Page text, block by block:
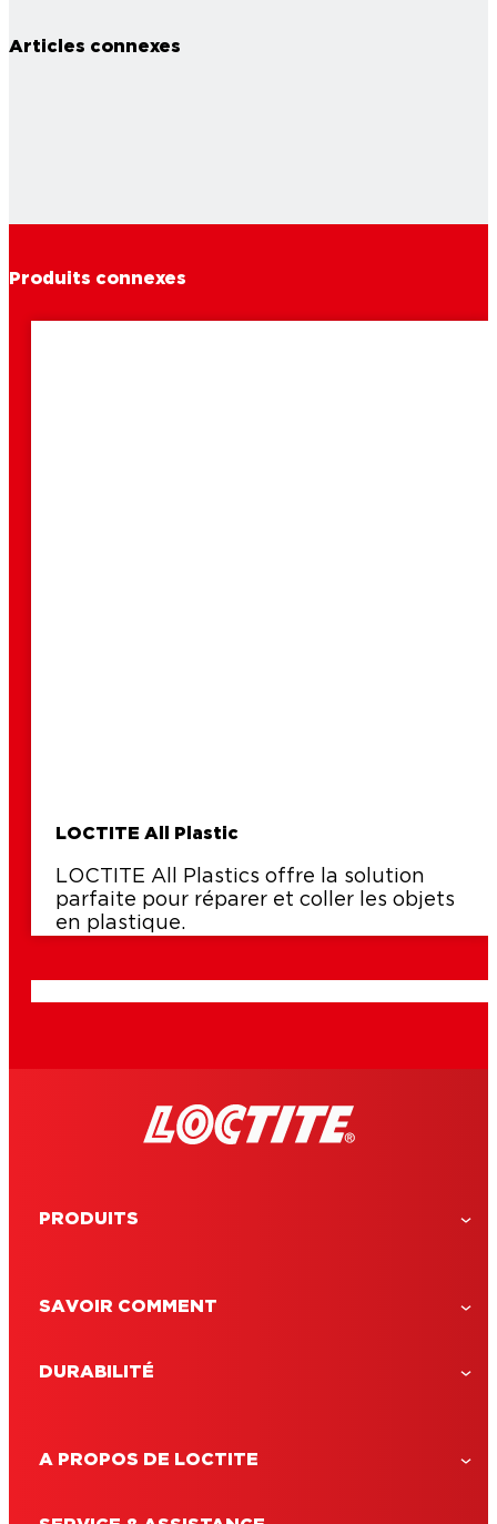
Articles connexes
Produits connexes
LOCTITE All Plastic
LOCTITE All Plastics offre la solution
parfaite pour réparer et coller les objets
en plastique.
LOCTITE Detach Glue
Loctite Remove Glue, élimine les taches
PRODUITS
SAVOIR COMMENT
DURABILITÉ
A PROPOS DE LOCTITE